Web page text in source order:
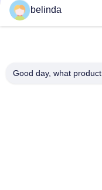
belinda
Good day, what